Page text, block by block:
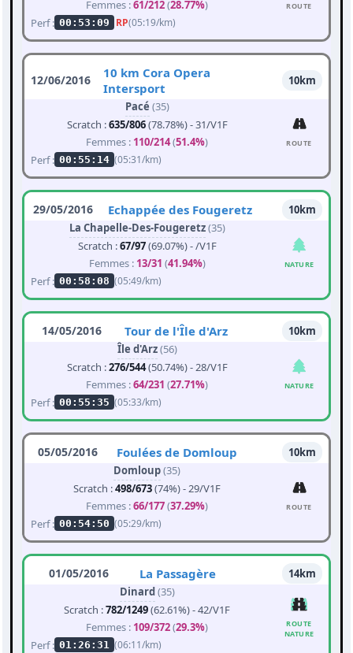
Femmes :61/212(28.77%)
Perf : 00:53:09 RP(05:19/km)
ROUTE
12/06/2016
10 km Cora Opera
Intersport
10km
Pacé (35)
Scratch :635/806(78.78%) - 31/V1F
Femmes : 110/214(51.4%)
Perf : 00:55:14 (05:31/km)
ROUTE
29/05/2016 Echappée des Fougeretz
10km
La Chapelle-Des-Fougeretz(35)
Scratch :67/97(69.07%) - /V1F
Femmes : 13/31 (41.94%)
Perf : 00:58:08 (05:49/km)
NATURE
14/05/2016 Tour de l'Île d'Arz
10km
Île d'Arz(56)
Scratch :276/544(50.74%) - 28/V1F
Femmes :64/231 (27.71%)
Perf : 00:55:35 (05:33/km)
NATURE
05/05/2016 Foulées de Domloup
10km
Domloup(35)
Scratch :498/673(74%) - 29/V1F
Femmes :66/177(37.29%)
Perf : 00:54:50 (05:29/km)
ROUTE
01/05/2016 La Passagère
14km
Dinard(35)
Scratch :782/1249(62.61%) - 42/V1F
Femmes : 109/372(29.3%)
Perf : 01:26:31 (06:11/km)
ROUTE
NATURE